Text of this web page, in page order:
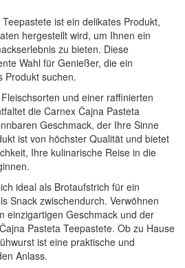
ist ein delikates Produkt,
hergestellt wird, um Ihnen ein
zu bieten. Diese
Wahl für Genießer, die ein
Produkt suchen.
und einer raffinierten
die Carnex Čajna Pasteta
Geschmack, der Ihre Sinne
ist von höchster Qualität und bietet
Ihre kulinarische Reise in die
ideal als Brotaufstrich für ein
Snack zwischendurch. Verwöhnen
einzigartigen Geschmack und der
Pasteta Teepastete. Ob zu Hause
ist eine praktische und
Anlass.